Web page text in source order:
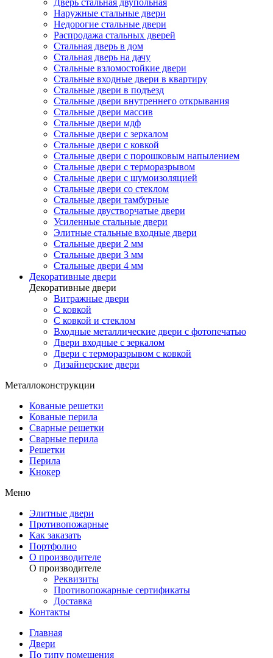
Дверь стальная двупольная
Наружные стальные двери
Недорогие стальные двери
Распродажа стальных дверей
Стальная дверь в дом
Стальная дверь на дачу
Стальные взломостойкие двери
Стальные входные двери в квартиру
Стальные двери в подъезд
Стальные двери внутреннего открывания
Стальные двери массив
Стальные двери мдф
Стальные двери с зеркалом
Стальные двери с ковкой
Стальные двери с порошковым напылением
Стальные двери с терморазрывом
Стальные двери с шумоизоляцией
Стальные двери со стеклом
Стальные двери тамбурные
Стальные двустворчатые двери
Усиленные стальные двери
Элитные стальные входные двери
Стальные двери 2 мм
Стальные двери 3 мм
Стальные двери 4 мм
Декоративные двери
Декоративные двери
Витражные двери
С ковкой
С ковкой и стеклом
Входные металлические двери с фотопечатью
Двери входные с зеркалом
Двери с терморазрывом с ковкой
Дизайнерские двери
Металлоконструкции
Кованые решетки
Кованые перила
Сварные решетки
Сварные перила
Решетки
Перила
Кнокер
Меню
Элитные двери
Противопожарные
Как заказать
Портфолио
О производителе
О производителе
Реквизиты
Противопожарные сертификаты
Доставка
Контакты
Главная
Двери
По типу помещения